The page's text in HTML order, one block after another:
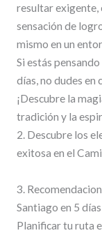
resultar exigente,
sensación de
mismo en un
Si estás
días, no dudes en
¡Descubre la
tradición y la
2. Descubre los
exitosa en el
3.
Santiago en 5 días
Planificar tu ruta